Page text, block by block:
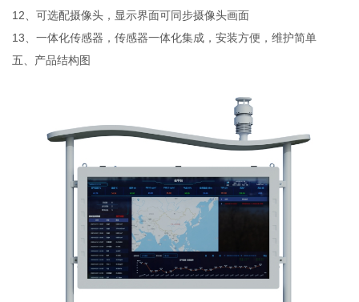
12、可选配摄像头，显示界面可同步摄像头画面
13、一体化传感器，传感器一体化集成，安装方便，维护简单
五、产品结构图